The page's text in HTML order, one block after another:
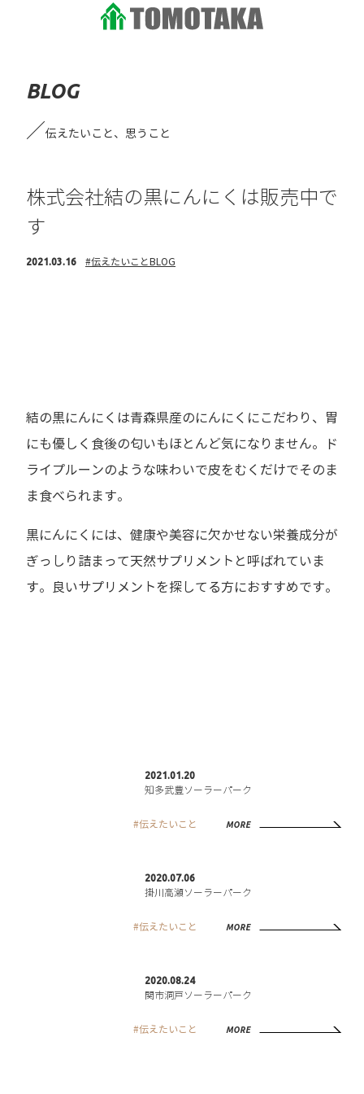
BLOG
伝えたいこと、思うこと
株式会社結の黒にんにくは販売中で
す
2021.03.16 #伝えたいことBLOG
結の黒にんにくは青森県産のにんにくにこだわり、胃
にも優しく食後の匂いもほとんど気になりません。ド
ライプルーンのような味わいで皮をむくだけでそのま
ま食べられます。
黒にんにくには、健康や美容に欠かせない栄養成分が
ぎっしり詰まって天然サプリメントと呼ばれていま
す。良いサプリメントを探してる方におすすめです。
2021.01.20
知多武豊ソーラーパーク
#伝えたいこと MORE
2020.07.06
掛川高瀬ソーラーパーク
#伝えたいこと MORE
2020.08.24
関市洞戸ソーラーパーク
#伝えたいこと MORE